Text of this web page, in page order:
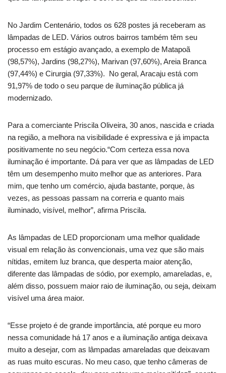
No Jardim Centenário, todos os 628 postes já receberam as
lâmpadas de LED. Vários outros bairros também têm seu
processo em estágio avançado, a exemplo de Matapoã
(98,57%), Jardins (98,27%), Marivan (97,60%), Areia Branca
(97,44%) e Cirurgia (97,33%). No geral, Aracaju está com
91,97% de todo o seu parque de iluminação pública já
modernizado.
Para a comerciante Priscila Oliveira, 30 anos, nascida e criada
na região, a melhora na visibilidade é expressiva e já impacta
positivamente no seu negócio.“Com certeza essa nova
iluminação é importante. Dá para ver que as lâmpadas de LED
têm um desempenho muito melhor que as anteriores. Para
mim, que tenho um comércio, ajuda bastante, porque, às
vezes, as pessoas passam na correria e quanto mais
iluminado, visível, melhor”, afirma Priscila.
As lâmpadas de LED proporcionam uma melhor qualidade
visual em relação às convencionais, uma vez que são mais
nítidas, emitem luz branca, que desperta maior atenção,
diferente das lâmpadas de sódio, por exemplo, amareladas, e,
além disso, possuem maior raio de iluminação, ou seja, deixam
visível uma área maior.
“Esse projeto é de grande importância, até porque eu moro
nessa comunidade há 17 anos e a iluminação antiga deixava
muito a desejar, com as lâmpadas amareladas que deixavam
as ruas muito escuras. No meu caso, que tenho câmeras de